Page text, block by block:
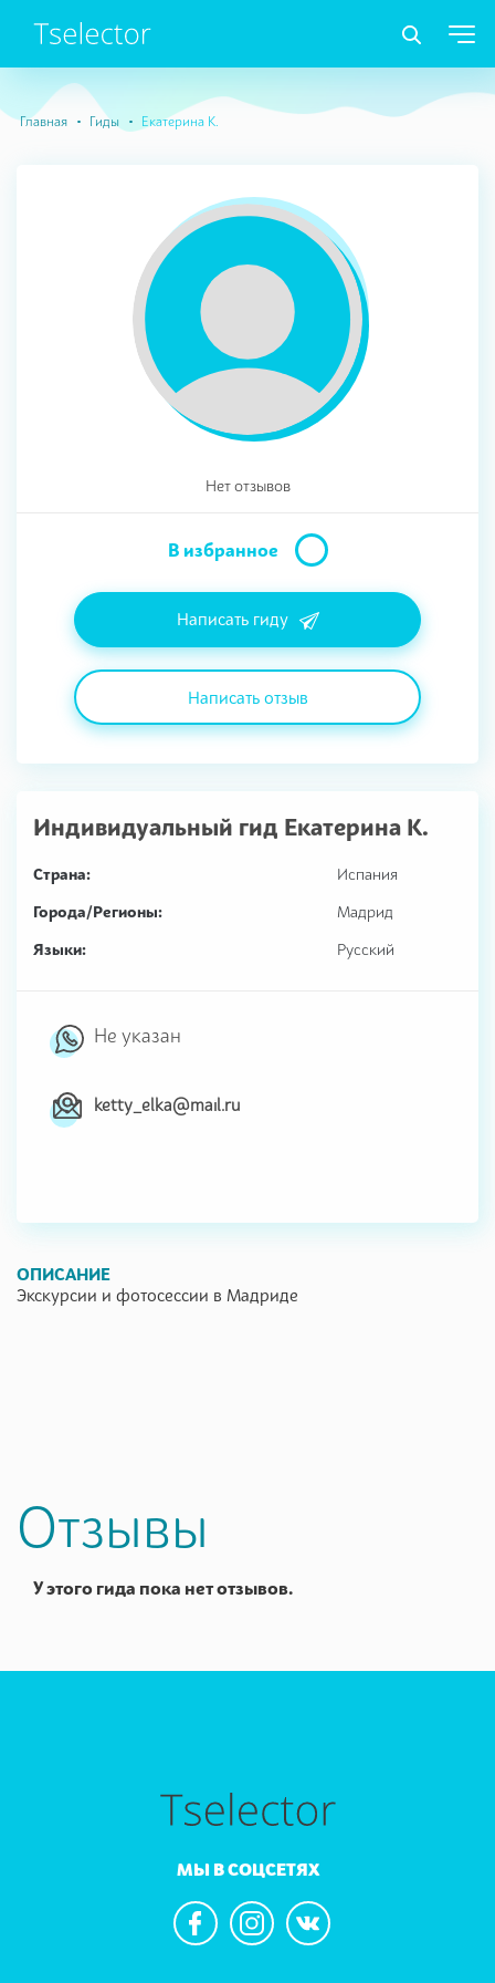
Главная Гиды Екатерина К.
Нет отзывов
В избранное
Написать гиду
Написать отзыв
Индивидуальный гид Екатерина К.
Страна:
Испания
Города/Регионы:
Мадрид
Языки:
Русский
Не указан
ketty_elka@mail.ru
ОПИСАНИЕ
Экскурсии и фотосессии в Мадриде
Отзывы
У этого гида пока нет отзывов.
МЫ В СОЦСЕТЯХ